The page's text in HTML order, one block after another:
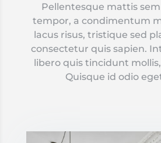
Pellentesque mattis
tempor, a condimentum
lacus risus, tristique sed
consectetur quis sapien.
libero quis tincidunt
Quisque id odio